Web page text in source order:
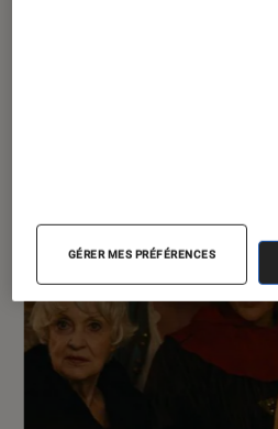
GÉRER MES PRÉFÉRENCES